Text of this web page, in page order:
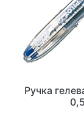
Ручка